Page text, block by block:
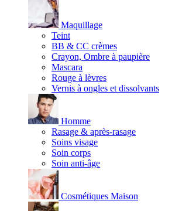
Maquillage
Teint
BB & CC crèmes
Crayon, Ombre à paupière
Mascara
Rouge à lèvres
Vernis à ongles et dissolvants
Homme
Rasage & après-rasage
Soins visage
Soin corps
Soin anti-âge
Cosmétiques Maison